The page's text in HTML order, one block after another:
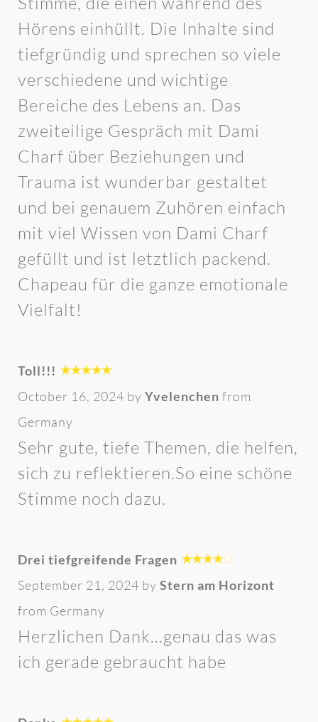
Hörens einhüllt. Die Inhalte sind
tiefgründig und sprechen so viele
verschiedene und wichtige
Bereiche des Lebens an. Das
zweiteilige Gespräch mit Dami
Charf über Beziehungen und
Trauma ist wunderbar gestaltet
und bei genauem Zuhören einfach
mit viel Wissen von Dami Charf
gefüllt und ist letztlich packend.
Chapeau für die ganze emotionale
Vielfalt!
Toll!!!
October 16, 2024 by Yvelenchen from
Germany
Sehr gute, tiefe Themen, die helfen,
sich zu reflektieren.So eine schöne
Stimme noch dazu.
Drei tiefgreifende Fragen
September 21, 2024 by Stern am Horizont
from Germany
Herzlichen Dank…genau das was
ich gerade gebraucht habe